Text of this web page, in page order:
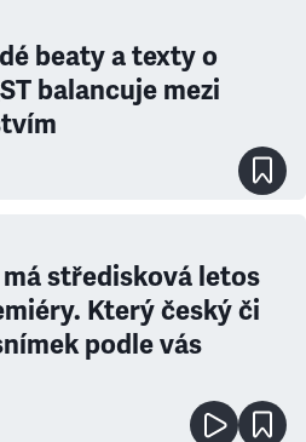
beaty a texty o
balancuje mezi
středisková letos
Který český či
podle vás